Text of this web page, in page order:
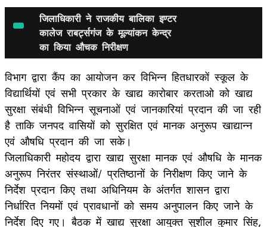
जिलाधिकारी ने राजकीय बालिका इण्टर
कालेज राबर्ट्सगंज के मूल्यांकन केन्द्र
का किया औचक निरीक्षण
विभाग द्वारा कैंप का आयोजन कर विभिन्न हितधारकों स्कूल के
विद्यार्थियों एवं सभी प्रकार के खाद्य कारोबार करताओ को खाद्य
सुरक्षा संबंधी विभिन्न सूचनाओं एवं जानकारियां प्रदान की जा रही
है ताकि जनपद वासियों को सुरक्षित एवं मानक अनुरूप खाद्यान्न
एवं औषधि प्रदान की जा सके।
जिलाधिकारी महोदय द्वारा खाद्य सुरक्षा मानक एवं औषधि के मानक
अनुरूप निरंतर संस्थाओं/ प्रतिष्ठानों के निरीक्षण किए जाने के
निर्देश प्रदान किए तथा अधिनियम के अंतर्गत शासन द्वारा
निर्धारित नियमों एवं प्रावधानों को समय अनुपालन किए जाने के
निर्देश दिए गए। बैठक में खाद्य सुरक्षा आयुक्त सुशील कुमार सिंह,